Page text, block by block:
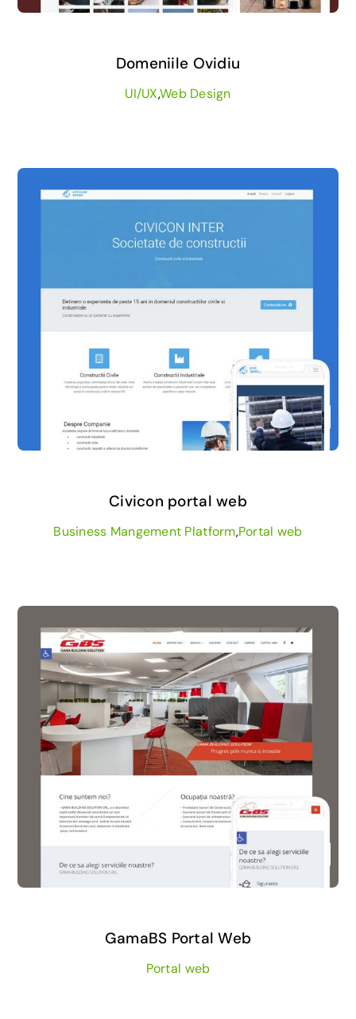
Domeniile Ovidiu
UI/UX,Web Design
Civicon portal web
Business Mangement Platform,Portal web
GamaBS Portal Web
Portal web